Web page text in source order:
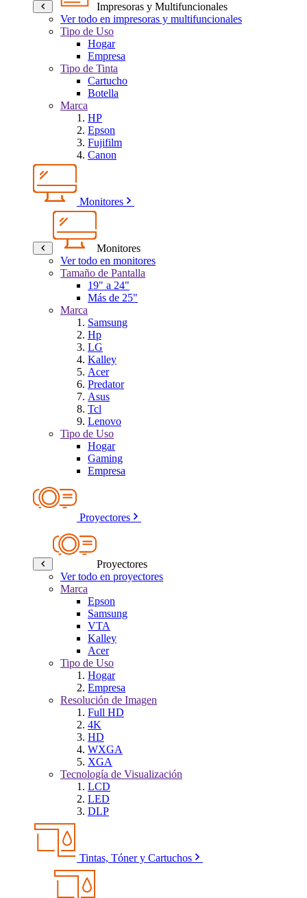
Impresoras y Multifuncionales
Ver todo en impresoras y multifuncionales
Tipo de Uso
Hogar
Empresa
Tipo de Tinta
Cartucho
Botella
Marca
HP
Epson
Fujifilm
Canon
Monitores
Monitores
Ver todo en monitores
Tamaño de Pantalla
19" a 24"
Más de 25"
Marca
Samsung
Hp
LG
Kalley
Acer
Predator
Asus
Tcl
Lenovo
Tipo de Uso
Hogar
Gaming
Empresa
Proyectores
Proyectores
Ver todo en proyectores
Marca
Epson
Samsung
VTA
Kalley
Acer
Tipo de Uso
Hogar
Empresa
Resolución de Imagen
Full HD
4K
HD
WXGA
XGA
Tecnología de Visualización
LCD
LED
DLP
Tintas, Tóner y Cartuchos